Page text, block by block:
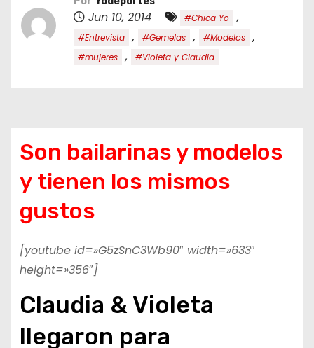
Jun 10, 2014 #Chica Yo ,
#Entrevista , #Gemelas , #Modelos ,
#mujeres , #Violeta y Claudia
Son bailarinas y modelos
y tienen los mismos
gustos
[youtube id=»G5zSnC3Wb90″ width=»633″
height=»356″]
Claudia & Violeta
llegaron para